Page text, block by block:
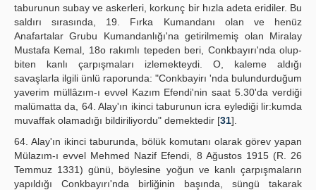
taburunun subay ve askerleri, korkunç bir hızla adeta eridiler. Bu
saldırı sırasında, 19. Fırka Kumandanı olan ve henüz
Anafartalar Grubu Kumandanlığı'na getirilmemiş olan Miralay
Mustafa Kemal, 18o rakımlı tepeden beri, Conkbayırı'nda olup-
biten kanlı çarpışmaları izlemekteydi. O, kaleme aldığı
savaşlarla ilgili ünlü raporunda: "Conkbayirı 'nda bulundurduğum
yaverim müllâzım-ı evvel Kazım Efendi'nin saat 5.30'da verdiği
malümatta da, 64. Alay'ın ikinci taburunun icra eylediği lir:kumda
muvaffak olamadığı bildiriliyordu" demektedir [31].
64. Alay'ın ikinci taburunda, bölük komutanı olarak görev yapan
Mülazım-ı evvel Mehmed Nazif Efendi, 8 Ağustos 1915 (R. 26
Temmuz 1331) günü, böylesine yoğun ve kanlı çarpışmaların
yapıldığı Conkbayırı'nda birliğinin başında, süngü takarak